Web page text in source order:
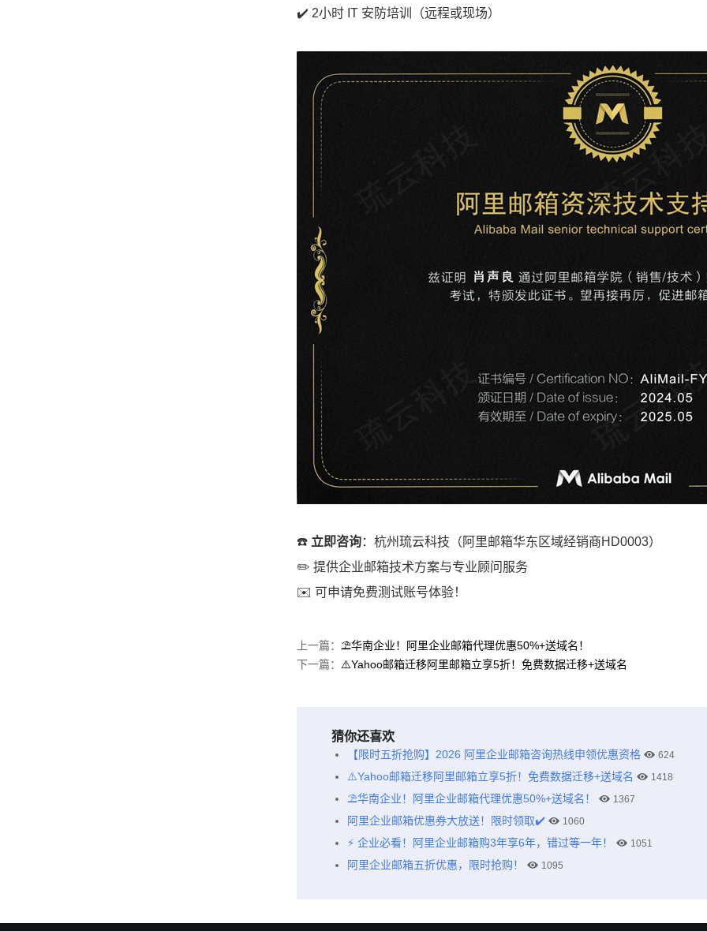
✔️ 2小时 IT 安防培训（远程或现场）
☎️ 立即咨询：杭州琉云科技（阿里邮箱华东区域经销商HD0003）
✏️ 提供企业邮箱技术方案与专业顾问服务
✉️ 可申请免费测试账号体验！
上一篇： ⛱️华南企业！阿里企业邮箱代理优惠50%+送域名！
下一篇： ⚠️Yahoo邮箱迁移阿里邮箱立享5折！免费数据迁移+送域名
猜你还喜欢
【限时五折抢购】2026 阿里企业邮箱咨询热线申领优惠资格 624
⚠️Yahoo邮箱迁移阿里邮箱立享5折！免费数据迁移+送域名 1418
⛱️华南企业！阿里企业邮箱代理优惠50%+送域名！ 1367
阿里企业邮箱优惠券大放送！限时领取✔️ 1060
⚡ 企业必看！阿里企业邮箱购3年享6年，错过等一年！ 1051
阿里企业邮箱五折优惠，限时抢购！ 1095